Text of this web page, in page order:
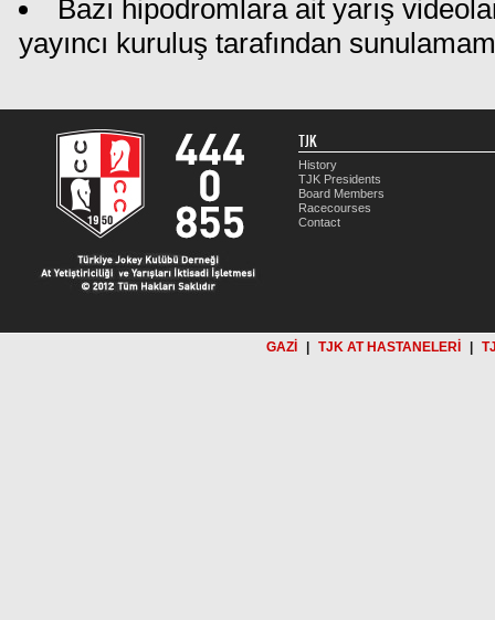
Bazı hipodromlara ait yarış
yayıncı kuruluş tarafından
TJK
History
TJK Presidents
Board Members
Racecourses
Contact
GAZİ TJK AT HASTANELERİ